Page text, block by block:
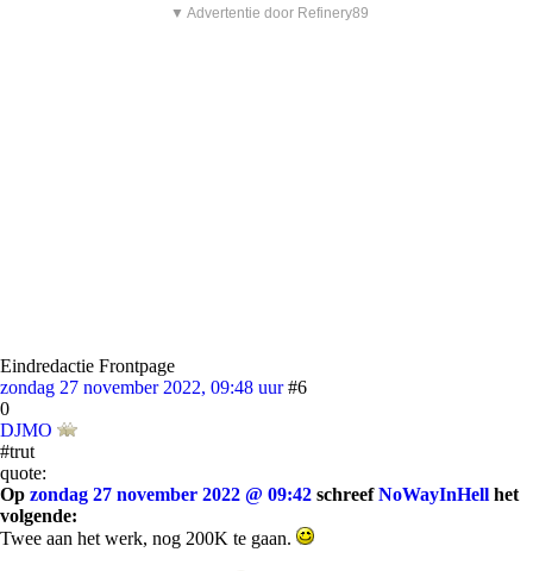
▼ Advertentie door Refinery89
Eindredactie Frontpage
zondag 27 november 2022, 09:48 uur #6
0
DJMO
#trut
quote:
Op zondag 27 november 2022 @ 09:42 schreefNoWayInHell het
volgende:
Twee aan het werk, nog 200K te gaan.